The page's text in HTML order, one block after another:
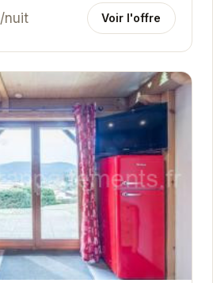
/nuit Voir l'offre